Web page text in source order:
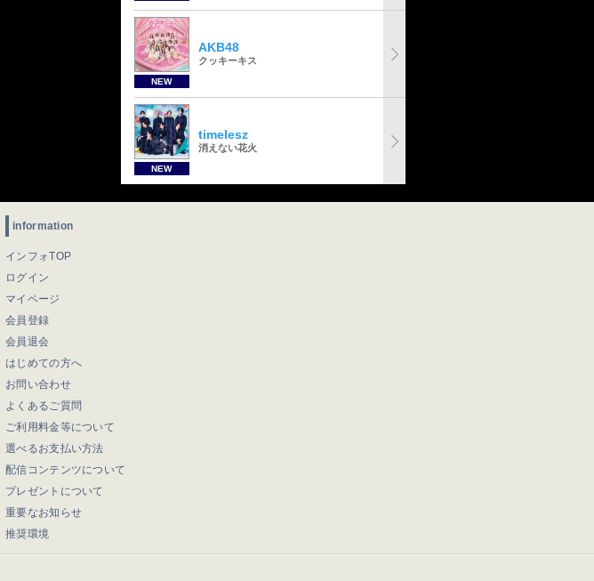
NEW
AKB48
クッキーキス
NEW
timelesz
消えない花火
information
インフォTOP
ログイン
マイページ
会員登録
会員退会
はじめての方へ
お問い合わせ
よくあるご質問
ご利用料金等について
選べるお支払い方法
配信コンテンツについて
プレゼントについて
重要なお知らせ
推奨環境